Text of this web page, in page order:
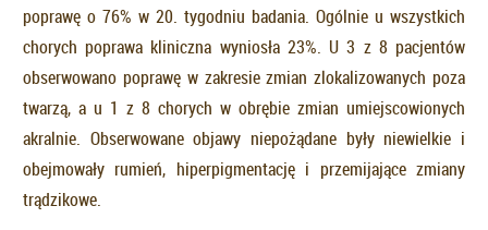
poprawę o 76% w 20. tygodniu badania. Ogólnie u wszystkich
chorych poprawa kliniczna wyniosła 23%. U 3 z 8 pacjentów
obserwowano poprawę w zakresie zmian zlokalizowanych poza
twarzą, a u 1 z 8 chorych w obrębie zmian umiejscowionych
akralnie. Obserwowane objawy niepożądane były niewielkie i
obejmowały rumień, hiperpigmentację i przemijające zmiany
trądzikowe.